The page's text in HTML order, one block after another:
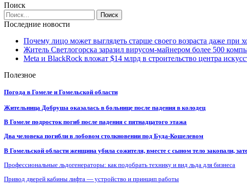
Поиск
Последние новости
Почему лицо может выглядеть старше своего возраста даже при
Житель Светлогорска заразил вирусом-майнером более 500
Meta и BlackRock вложат $14 млрд в строительство центра
Полезное
Погода в Гомеле и Гомельской области
Жительница Добруша оказалась в больнице после падения в колодец
В Гомеле подросток погиб после падения с пятнадцатого этажа
Два человека погибли в лобовом столкновении под Буда-Кошелевом
В Гомельской области женщина убила сожителя, вместе с сыном тело закопали,
Профессиональные льдогенераторы: как подобрать технику и вид льда для бизнеса
Привод дверей кабины лифта — устройство и принцип работы